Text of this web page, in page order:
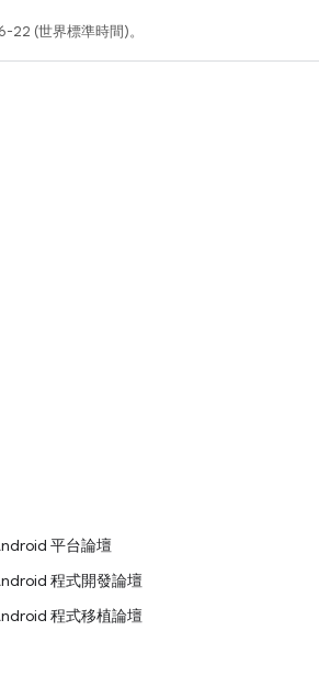
(世界標準時間)。
平台論壇
程式開發論壇
程式移植論壇